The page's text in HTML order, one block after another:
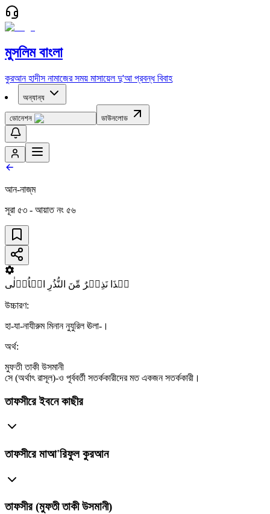
মুসলিম বাংলা
কুরআন হাদীস নামাজের সময় মাসায়েল দু'আ প্রবন্ধ বিবাহ
অন্যান্য
ডোনেশন ডাউনলোড
আন-নাজ্‌ম
সূরা ৫৩ - আয়াত নং ৫৬
ہٰذَا نَذِیۡرٌ مِّنَ النُّذُرِ الۡاُوۡلٰی
উচ্চারণ:
হা-যা-নাযীরুম মিনান নুযুরিল ঊলা-।
অর্থ:
মুফতী তাকী উসমানী
সে (অর্থাৎ রাসূল)-ও পূর্ববর্তী সতর্ককারীদের মত একজন সতর্ককারী।
তাফসীরে ইবনে কাছীর
তাফসীরে মাআ'রিফুল কুরআন
তাফসীর (মুফতী তাকী উসমানী)